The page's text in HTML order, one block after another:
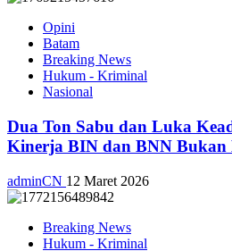
Opini
Batam
Breaking News
Hukum - Kriminal
Nasional
Dua Ton Sabu dan Luka
Kinerja BIN dan BNN Bukan
adminCN 12 Maret 2026
Breaking News
Hukum - Kriminal